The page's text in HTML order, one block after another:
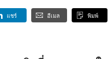
แชร์ อีเมล พิมพ์